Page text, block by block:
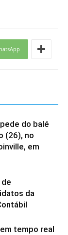
do balé
(26), no
em
da
tempo real